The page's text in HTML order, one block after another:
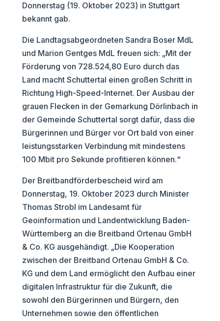
Donnerstag (19. Oktober 2023) in Stuttgart
bekannt gab.
Die Landtagsabgeordneten Sandra Boser MdL
und Marion Gentges MdL freuen sich: „Mit der
Förderung von 728.524,80 Euro durch das
Land macht Schuttertal einen großen Schritt in
Richtung High-Speed-Internet. Der Ausbau der
grauen Flecken in der Gemarkung Dörlinbach in
der Gemeinde Schuttertal sorgt dafür, dass die
Bürgerinnen und Bürger vor Ort bald von einer
leistungsstarken Verbindung mit mindestens
100 Mbit pro Sekunde profitieren können.“
Der Breitbandförderbescheid wird am
Donnerstag, 19. Oktober 2023 durch Minister
Thomas Strobl im Landesamt für
Geoinformation und Landentwicklung Baden-
Württemberg an die Breitband Ortenau GmbH
& Co. KG ausgehändigt. „Die Kooperation
zwischen der Breitband Ortenau GmbH & Co.
KG und dem Land ermöglicht den Aufbau einer
digitalen Infrastruktur für die Zukunft, die
sowohl den Bürgerinnen und Bürgern, den
Unternehmen sowie den öffentlichen